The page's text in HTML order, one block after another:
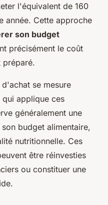
l'équivalent de 160
année. Cette approche
son budget
précisément le coût
préparé.
se mesure
applique ces
généralement une
budget alimentaire,
nutritionnelle. Ces
être réinvesties
ou constituer une